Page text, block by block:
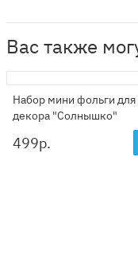
Вас также
Набор мини фольги для
декора "Солнышко"
499р.